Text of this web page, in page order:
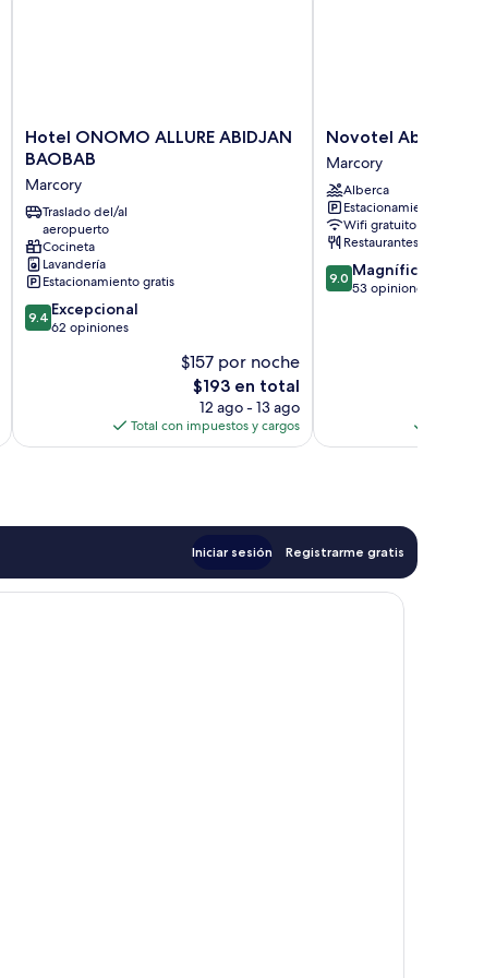
Hotel
ONOMO
ABIDJAN
BAOBAB
Marcory
Hotel ONOMO ALLURE ABIDJAN
BAOBAB
Marcory
Traslado del/al
aeropuerto
Cocineta
Lavandería
Estacionamiento gratis
9.4
de
9.4 Excepcional
62 opiniones
$157 por noche
El
precio
actual
es
$193 en total
12 ago - 13 ago
Total con impuestos y cargos
Novotel
Abidjan
Marcory
Marcory
Novotel Abidjan
Marcory
Alberca
Estacionamiento gratis
Wifi gratuito
Restaurantes
9.0
de
9.0 Magnífico
53 opiniones
Iniciar sesión Registrarme gratis